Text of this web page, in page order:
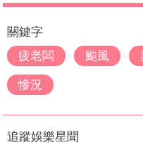
關鍵字
疲老闆
颱風
慘況
追蹤娛樂星聞